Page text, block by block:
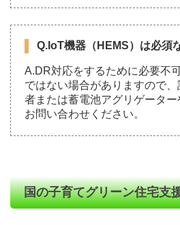
Q.IoT機器（HEMS）は必須
A.DR対応をするために必要不
ではない場合がありますので
者または蓄電池アグリゲータ
お問い合わせください。
国の子育てグリーン住宅支